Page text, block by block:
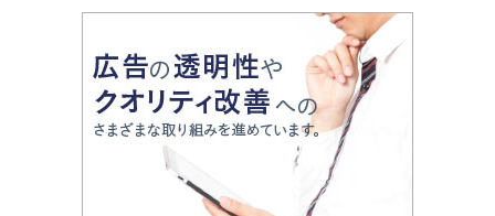
大阪府
兵庫県 京都府 奈良県
和歌山県
鳥取県
島根県 岡山県 広島県
香川県
高知県
教育全般
大学受験塾の選び方
中学受験に熱心な市区町村ランキング
小学校受験
家庭教師
運動と遊びを考える
情報Ⅰ、数学が苦手な人注目！最短距離の学力
アップ法
悩み多き「大学受験」相談室
英語・英会話・英検対策
小学校教師が解説！中学受験のリアル
大学入試改革
ママテクエグザム
進化する中高一貫校・高校